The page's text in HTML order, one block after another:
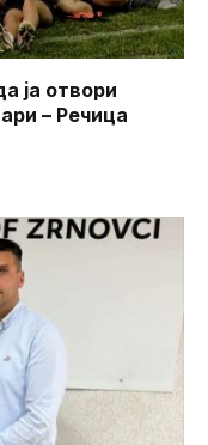
ја отвори
– Речица